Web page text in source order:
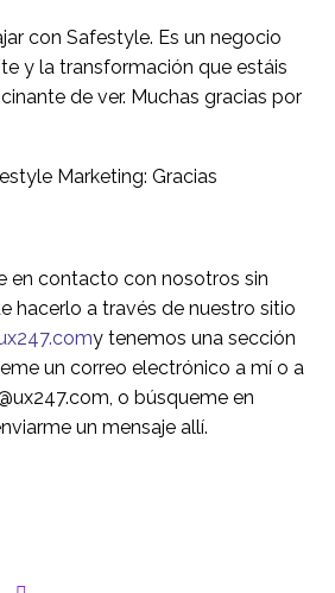
con Safestyle. Es un negocio
y la transformación que estáis
de ver. Muchas gracias por
Marketing: Gracias
en contacto con nosotros sin
hacerlo a través de nuestro sitio
y tenemos una sección
un correo electrónico a mí o a
o búsqueme en
un mensaje allí.